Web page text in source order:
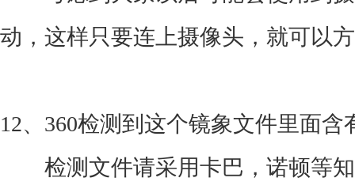
动，这样只要连上摄像头，就可以
12、360检测到这个镜象文件里面含
检测文件请采用卡巴，诺顿等知